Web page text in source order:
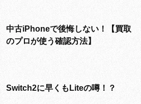
中古iPhoneで後悔しない！【買取
のプロが使う確認方法】
Switch2に早くもLiteの噂！？